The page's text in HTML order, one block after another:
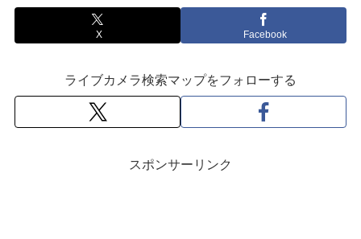
X Facebook
ライブカメラ検索マップをフォローする
スポンサーリンク